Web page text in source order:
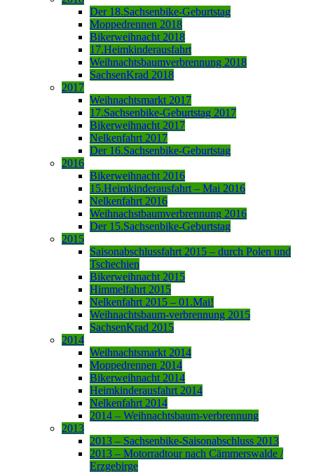
Der 18.Sachsenbike-Geburtstag
Moppedrennen 2018
Bikerweihnacht 2018
17.Heimkinderausfahrt
Weihnachtsbaumverbrennung 2018
SachsenKrad 2018
2017
Weihnachtsmarkt 2017
17.Sachsenbike-Geburtstag 2017
Bikerweihnacht 2017
Nelkenfahrt 2017
Der 16.Sachsenbike-Geburtstag
2016
Bikerweihnacht 2016
15.Heimkinderausfahrt – Mai 2016
Nelkenfahrt 2016
Weihnachstbaumverbrennung 2016
Der 15.Sachsenbike-Geburtstag
2015
Saisonabschlussfahrt 2015 – durch Polen und
Tschechien
Bikerweihnacht 2015
Himmelfahrt 2015
Nelkenfahrt 2015 – 01.Mai!
Weihnachtsbaum-verbrennung 2015
SachsenKrad 2015
2014
Weihnachtsmarkt 2014
Moppedrennen 2014
Bikerweihnacht 2014
Heimkinderausfahrt 2014
Nelkenfahrt 2014
2014 – Weihnachtsbaum-verbrennung
2013
2013 – Sachsenbike-Saisonabschluss 2013
2013 – Motorradtour nach Cämmerswalde /
Erzgebirge